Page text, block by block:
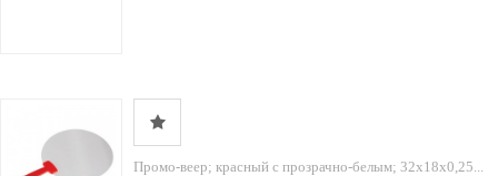
Промо-веер; красный с прозрачно-белым; 32х18х0,25...